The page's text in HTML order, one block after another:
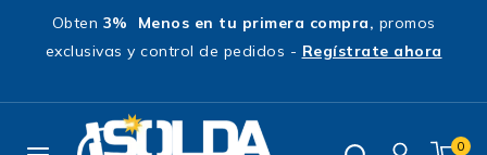
Obten 3% Menos en tu primera compra, promos
exclusivas y control de pedidos - Regístrate ahora
0